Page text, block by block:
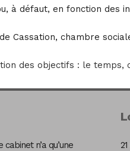
à défaut, en fonction des
Cassation, chambre
des objectifs : le temps,
n’a qu’une